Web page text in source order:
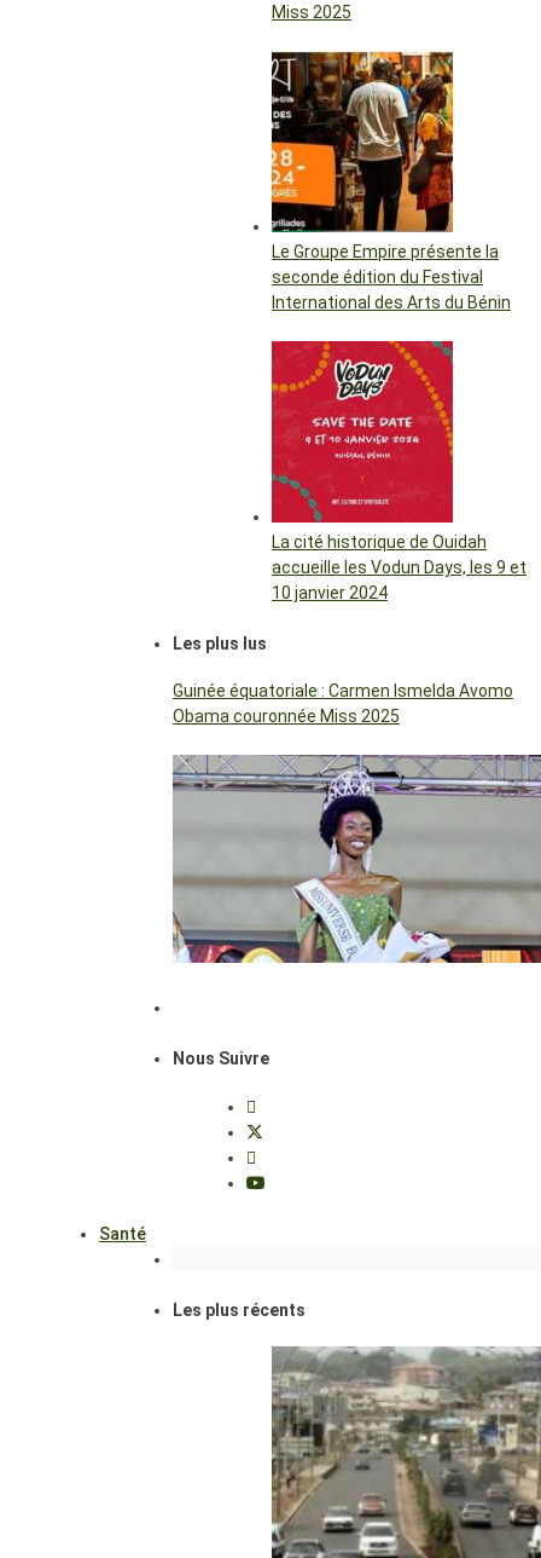
Miss 2025
Le Groupe Empire présente la
seconde édition du Festival
International des Arts du Bénin
La cité historique de Ouidah
accueille les Vodun Days, les 9 et
10 janvier 2024
Les plus lus
Guinée équatoriale : Carmen Ismelda Avomo
Obama couronnée Miss 2025
Nous Suivre
Santé
Les plus récents